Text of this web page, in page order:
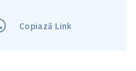
Copiază Link